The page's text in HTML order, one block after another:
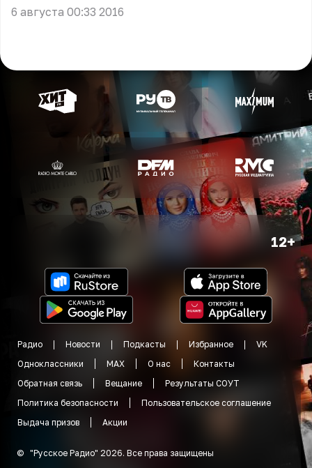
6 августа 00:33 2016
12+
Радио Новости Подкасты Избранное
VK
Одноклассники
MAX О нас
Контакты
Обратная связь
Вещание
Результаты СОУТ
Политика безопасности
Пользовательское соглашение
Выдача призов
Акции
© "Русское Радио" 2026. Все права защищены